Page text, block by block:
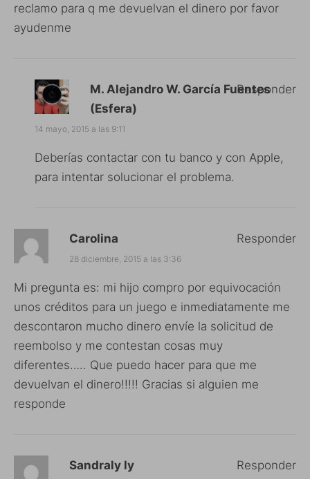
reclamo para q me devuelvan el dinero por favor
ayudenme
M. Alejandro W. García Fuentes
(Esfera)
14 mayo, 2015 a las 9:11
Deberías contactar con tu banco y con Apple,
para intentar solucionar el problema.
Responder
Carolina
28 diciembre, 2015 a las 3:36
Mi pregunta es: mi hijo compro por equivocación
unos créditos para un juego e inmediatamente me
descontaron mucho dinero envíe la solicitud de
reembolso y me contestan cosas muy
diferentes….. Que puedo hacer para que me
devuelvan el dinero!!!!! Gracias si alguien me
responde
Responder
Sandraly ly Responder